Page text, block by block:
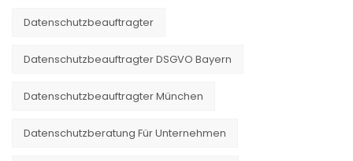
Datenschutzbeauftragter
Datenschutzbeauftragter DSGVO Bayern
Datenschutzbeauftragter München
Datenschutzberatung Für Unternehmen